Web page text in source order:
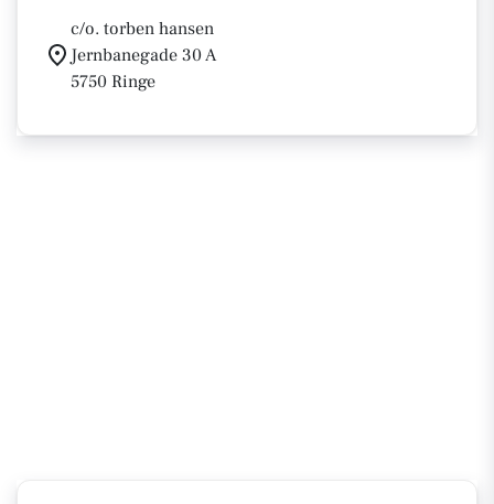
c/o. torben hansen
Jernbanegade 30 A
5750 Ringe